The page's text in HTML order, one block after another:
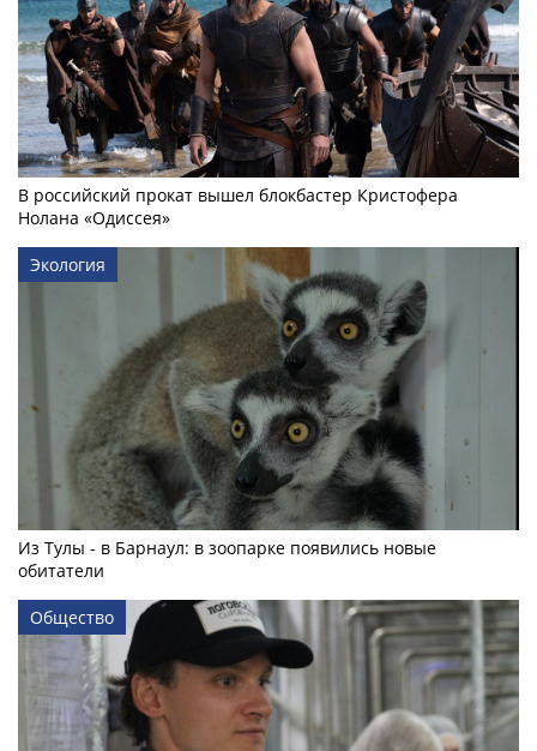
В российский прокат вышел блокбастер Кристофера
Нолана «Одиссея»
Экология
Из Тулы - в Барнаул: в зоопарке появились новые
обитатели
Общество